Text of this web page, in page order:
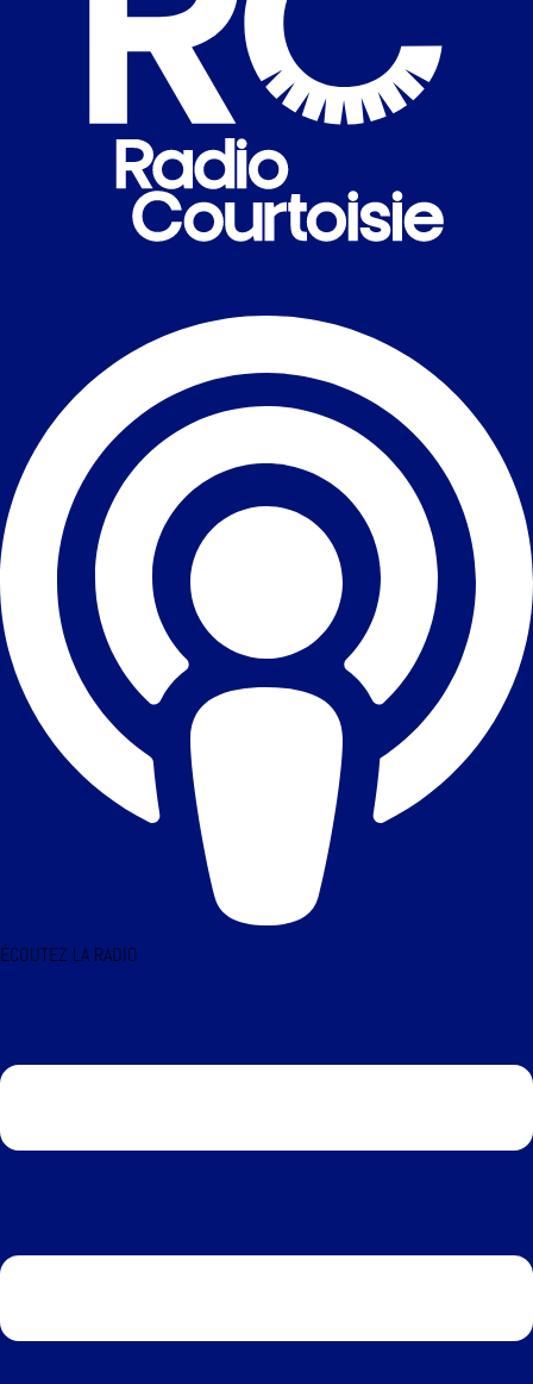
ÉCOUTEZ LA RADIO